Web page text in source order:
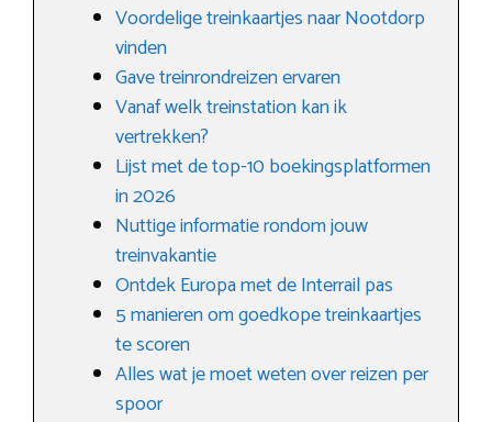
Voordelige treinkaartjes naar Nootdorp
vinden
Gave treinrondreizen ervaren
Vanaf welk treinstation kan ik
vertrekken?
Lijst met de top-10 boekingsplatformen
in 2026
Nuttige informatie rondom jouw
treinvakantie
Ontdek Europa met de Interrail pas
5 manieren om goedkope treinkaartjes
te scoren
Alles wat je moet weten over reizen per
spoor